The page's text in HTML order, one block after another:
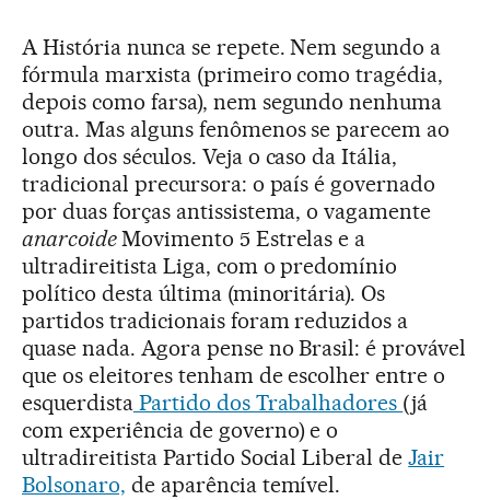
A História nunca se repete. Nem segundo a
fórmula marxista (primeiro como tragédia,
depois como farsa), nem segundo nenhuma
outra. Mas alguns fenômenos se parecem ao
longo dos séculos. Veja o caso da Itália,
tradicional precursora: o país é governado
por duas forças antissistema, o vagamente
anarcoideMovimento 5 Estrelas e a
ultradireitista Liga, com o predomínio
político desta última (minoritária). Os
partidos tradicionais foram reduzidos a
quase nada. Agora pense no Brasil: é provável
que os eleitores tenham de escolher entre o
esquerdistaPartido dos Trabalhadores (já
com experiência de governo) e o
ultradireitista Partido Social Liberal deJair
Bolsonaro, de aparência temível.